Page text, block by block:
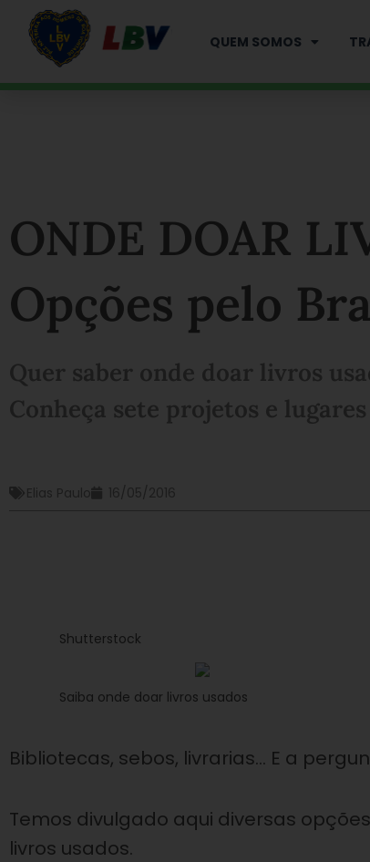
QUEM SOMOS
ONDE DOAR
Opções pelo
Quer saber onde doar livros
Conheça sete projetos e
Elias Paulo 16/05/2016
Shutterstock
Saiba onde doar livros usados
Bibliotecas, sebos, livrarias… E a
Temos divulgado aqui diversas
livros usados.